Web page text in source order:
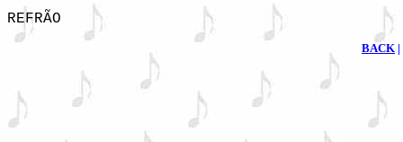
REFRÃO
BACK |